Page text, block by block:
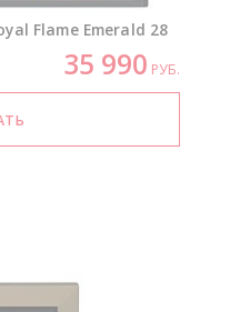
Flame Emerald 28
35 990 РУБ.